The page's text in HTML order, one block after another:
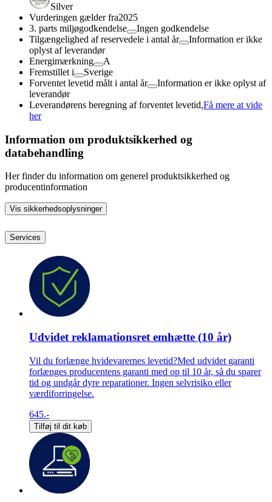
Silver
Vurderingen gælder fra2025
3. parts miljøgodkendelse
Ingen godkendelse
Tilgængelighed af reservedele i antal år
Information er ikke
oplyst af leverandør
Energimærkning
A
Fremstillet i
Sverige
Forventet levetid målt i antal år
Information er ikke oplyst af
leverandør
Leverandørens beregning af forventet levetid,Få mere at vide
her
Information om produktsikkerhed og
databehandling
Her finder du information om generel produktsikkerhed og
producentinformation
Vis sikkerhedsoplysninger
Services
Udvidet reklamationsret emhætte (10 år)
Vil du forlænge hvidevarernes levetid?Med udvidet garanti
forlænges producentens garanti med op til 10 år, så du sparer
tid og undgår dyre reparationer. Ingen selvrisiko eller
værdiforringelse.
645.-
Tilføj til dit køb